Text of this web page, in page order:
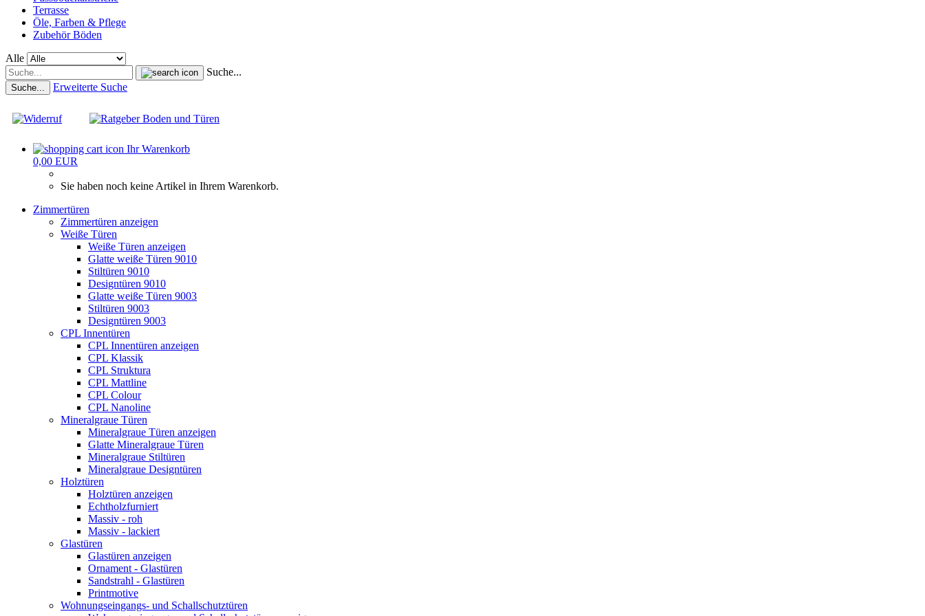
Terrasse
Öle, Farben & Pflege
Zubehör Böden
Alle
Suche...
Suche... Erweiterte Suche
Ihr Warenkorb
0,00 EUR
Sie haben noch keine Artikel in Ihrem Warenkorb.
Zimmertüren
Zimmertüren anzeigen
Weiße Türen
Weiße Türen anzeigen
Glatte weiße Türen 9010
Stiltüren 9010
Designtüren 9010
Glatte weiße Türen 9003
Stiltüren 9003
Designtüren 9003
CPL Innentüren
CPL Innentüren anzeigen
CPL Klassik
CPL Struktura
CPL Mattline
CPL Colour
CPL Nanoline
Mineralgraue Türen
Mineralgraue Türen anzeigen
Glatte Mineralgraue Türen
Mineralgraue Stiltüren
Mineralgraue Designtüren
Holztüren
Holztüren anzeigen
Echtholzfurniert
Massiv - roh
Massiv - lackiert
Glastüren
Glastüren anzeigen
Ornament - Glastüren
Sandstrahl - Glastüren
Printmotive
Wohnungseingangs- und Schallschutztüren